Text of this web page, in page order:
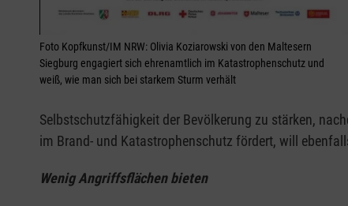
Foto Kopfkunst/IM NRW: Olivia Koziarowski von den Maltesern
Siegburg engagiert sich ehrenamtlich im Katastrophenschutz und
weiß, wie man sich bei starkem Sturm verhält
Selbstschutzfähigkeit der Bevölkerung zu stärken,
im Brand- und Katastrophenschutz fördert, will
Wenig Angriffsflächen bieten